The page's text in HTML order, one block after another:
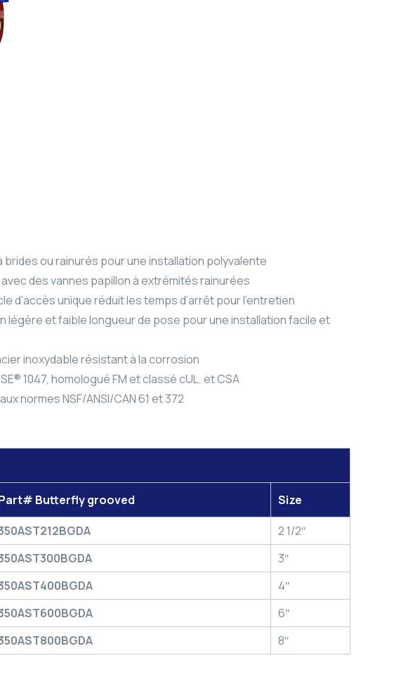
brides ou rainurés pour une installation polyvalente
des vannes papillon à extrémités rainurées
d’accès unique réduit les temps d’arrêt pour l’entretien
légère et faible longueur de pose pour une installation facile et
inoxydable résistant à la corrosion
1047, homologué FM et classé cUL, et CSA
normes NSF/ANSI/CAN 61 et 372
Butterfly grooved
Size
2 1/2″
3″
4″
6″
8″